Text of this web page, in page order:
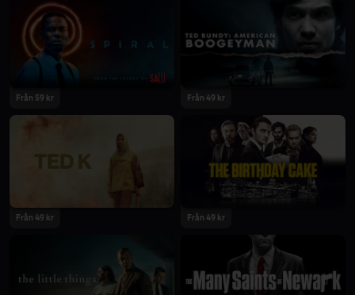
2021 2021
Från 59 kr Från 49 kr
2021
Från 49 kr
2021
Från 49 kr